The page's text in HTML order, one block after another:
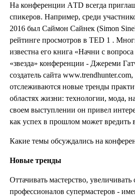
На конференции АTD всегда
спикеров. Например, среди
2016 был Саймон Сайнек (Simon
рейтинге просмотров в TED 1 .
известна его книга «Начни с
«звезда» конференции - Джереми
создатель сайта
отслеживаются новые тренды
областях жизни: технологии, мода,
своем выступлении он привел
как успех в прошлом может вредить
Какие темы обсуждались на
Новые тренды
Оттачивать мастерство, увеличивать
профессионалов супермастеров -